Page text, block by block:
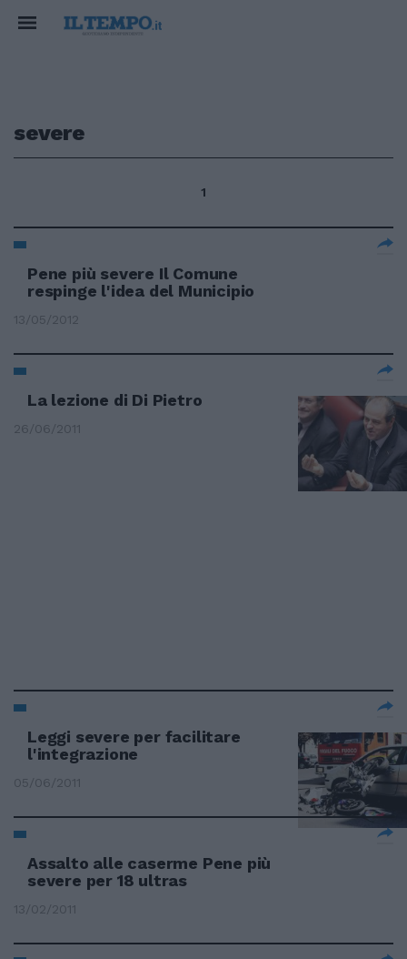
severe
1
Pene più severe Il Comune
respinge l'idea del Municipio
13/05/2012
La lezione di Di Pietro
26/06/2011
Leggi severe per facilitare
l'integrazione
05/06/2011
Assalto alle caserme Pene più
severe per 18 ultras
13/02/2011